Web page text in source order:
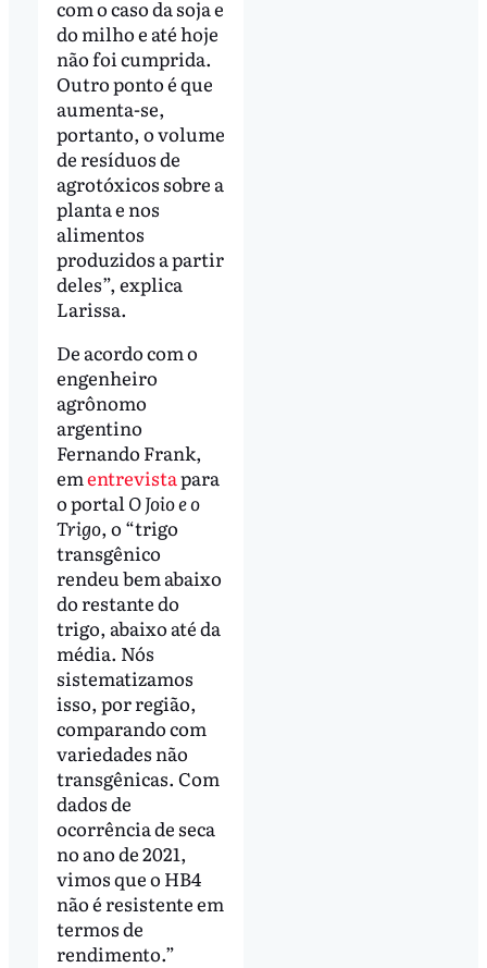
com o caso da soja e
do milho e até hoje
não foi cumprida.
Outro ponto é que
aumenta-se,
portanto, o volume
de resíduos de
agrotóxicos sobre a
planta e nos
alimentos
produzidos a partir
deles”, explica
Larissa.
De acordo com o
engenheiro
agrônomo
argentino
Fernando Frank,
ementrevistapara
o portal O Joio e o
Trigo, o “trigo
transgênico
rendeu bem abaixo
do restante do
trigo, abaixo até da
média. Nós
sistematizamos
isso, por região,
comparando com
variedades não
transgênicas. Com
dados de
ocorrência de seca
no ano de 2021,
vimos que o HB4
não é resistente em
termos de
rendimento.”